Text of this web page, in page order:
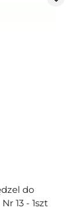
do
13 - 1szt